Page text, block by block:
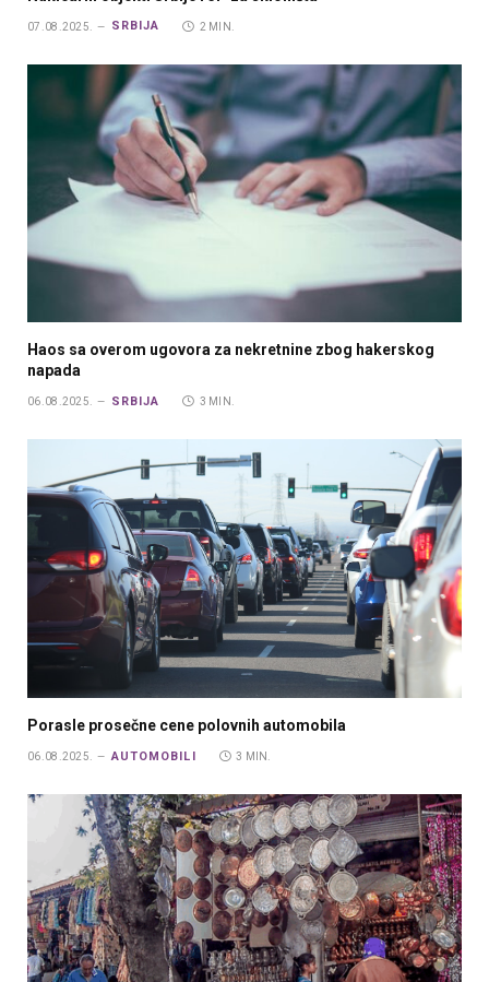
07.08.2025. SRBIJA 2 MIN.
Haos sa overom ugovora za nekretnine zbog hakerskog
napada
06.08.2025. SRBIJA 3 MIN.
Porasle prosečne cene polovnih automobila
06.08.2025. AUTOMOBILI 3 MIN.